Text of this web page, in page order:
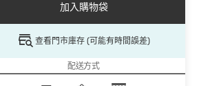
加入購物袋
查看門市庫存 (可能有時間誤差)
配送方式